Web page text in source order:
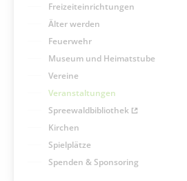
Freizeiteinrichtungen
Älter werden
Feuerwehr
Museum und Heimatstube
Vereine
Veranstaltungen
Spreewaldbibliothek
Kirchen
Spielplätze
Spenden & Sponsoring